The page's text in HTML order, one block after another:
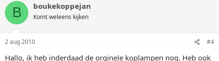
B boukekoppejan
Komt weleens kijken
2 aug 2010 #4
Hallo, ik heb inderdaad de orginele koplampen nog. Heb ook